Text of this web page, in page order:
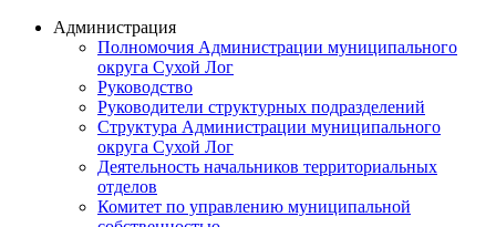
Администрация
Полномочия Администрации муниципального
округа Сухой Лог
Руководство
Руководители структурных подразделений
Структура Администрации муниципального
округа Сухой Лог
Деятельность начальников территориальных
отделов
Комитет по управлению муниципальной